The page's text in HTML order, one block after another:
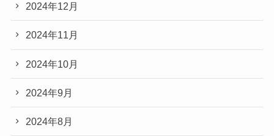
2024年12月
2024年11月
2024年10月
2024年9月
2024年8月